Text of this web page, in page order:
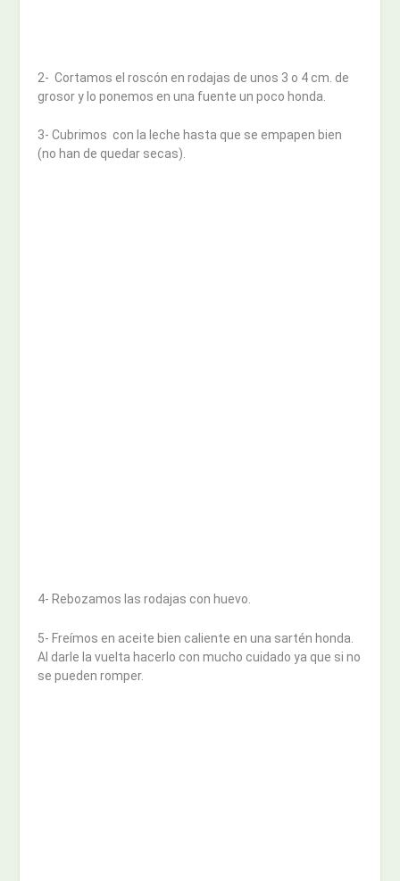
2- Cortamos el roscón en rodajas de unos 3 o 4 cm. de
grosor y lo ponemos en una fuente un poco honda.
3- Cubrimos con la leche hasta que se empapen bien
(no han de quedar secas).
4- Rebozamos las rodajas con huevo.
5- Freímos en aceite bien caliente en una sartén honda.
Al darle la vuelta hacerlo con mucho cuidado ya que si no
se pueden romper.